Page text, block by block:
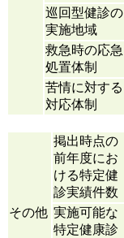
巡回型健診の
実施地域
救急時の応急
処置体制
苦情に対する
対応体制
その他
掲出時点の
前年度にお
ける特定健
診実績件数
実施可能な
特定健康診